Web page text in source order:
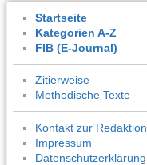
Startseite
Kategorien A-Z
FIB (E-Journal)
Zitierweise
Methodische Texte
Kontakt zur Redaktion
Impressum
Datenschutzerklärung